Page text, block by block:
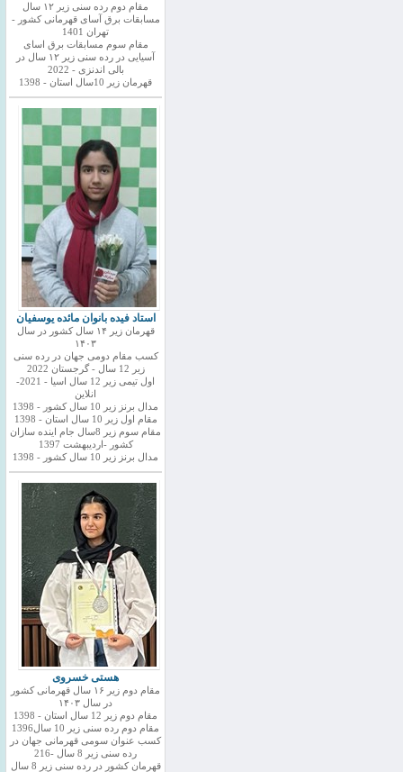
مقام دوم رده سنی زیر ۱۲ سال
مسابقات برق آسای قهرمانی کشور -
تهران 1401
مقام سوم مسابقات برق اسای
آسیایی در رده سنی زیر ۱۲ سال در
بالی اندنزی - 2022
قهرمان زیر 10سال استان - 1398
استاد فیده بانوان مائده یوسفیان
قهرمان زیر ۱۴ سال کشور در سال
۱۴۰۳
کسب مقام دومی جهان در رده سنی
زیر 12 سال - گرجستان 2022
اول تیمی زیر 12 سال اسیا - 2021-
انلاین
مدال برنز زیر 10 سال کشور - 1398
مقام اول زیر 10 سال استان - 1398
مقام سوم زیر 8سال جام اینده سازان
کشور -اردیبهشت 1397
مدال برنز زیر 10 سال کشور - 1398
هستی خسروی
مقام دوم زیر ۱۶ سال قهرمانی کشور
در سال ۱۴۰۳
مقام دوم زیر 12 سال استان - 1398
مقام دوم رده سنی زیر 10 سال1396
کسب عنوان سومی قهرمانی جهان در
رده سنی زیر 8 سال -216
قهرمان کشور در رده سنی زیر 8 سال